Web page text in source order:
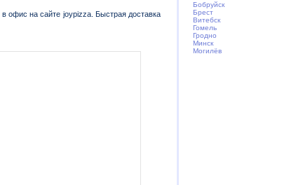
офис на сайте joypizza. Быстрая доставка
Бобруйск
Брест
Витебск
Гомель
Гродно
Минск
Могилёв